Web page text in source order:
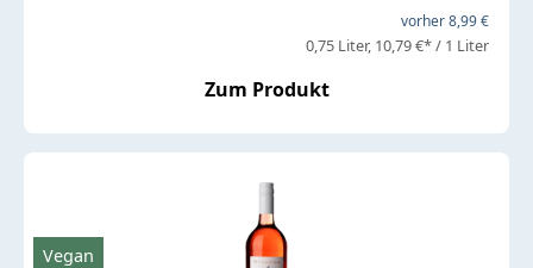
vorher 8,99 €
0,75 Liter 10,79 €* / 1 Liter
Zum Produkt
Vegan